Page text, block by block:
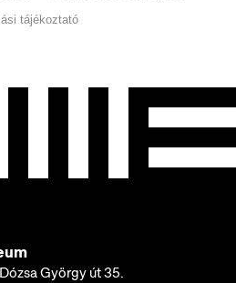
tájékoztató
György út 35.